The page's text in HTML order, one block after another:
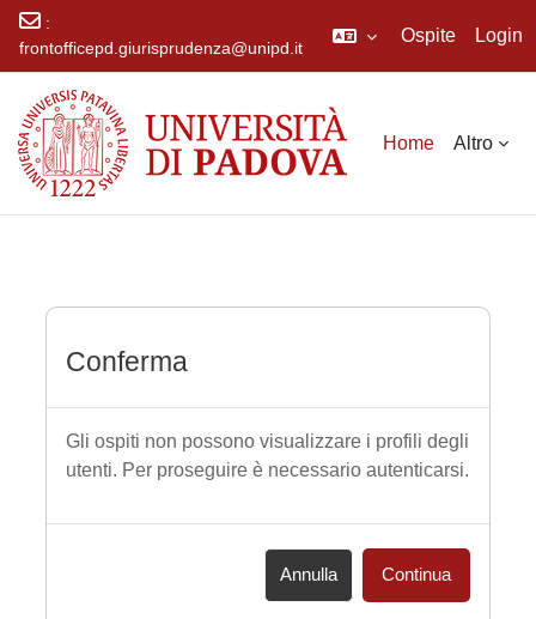
:
frontofficepd.giurisprudenza@unipd.it
Ospite Login
Home Altro
Conferma
Gli ospiti non possono visualizzare i profili degli
utenti. Per proseguire è necessario autenticarsi.
Annulla Continua